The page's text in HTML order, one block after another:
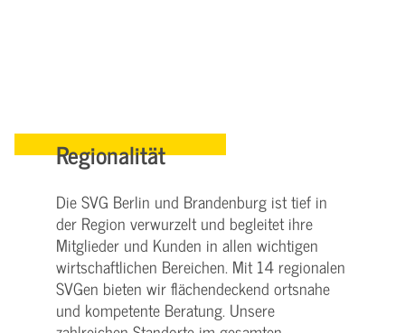
Regionalität
Die SVG Berlin und Brandenburg ist tief in
der Region verwurzelt und begleitet ihre
Mitglieder und Kunden in allen wichtigen
wirtschaftlichen Bereichen. Mit 14 regionalen
SVGen bieten wir flächendeckend ortsnahe
und kompetente Beratung. Unsere